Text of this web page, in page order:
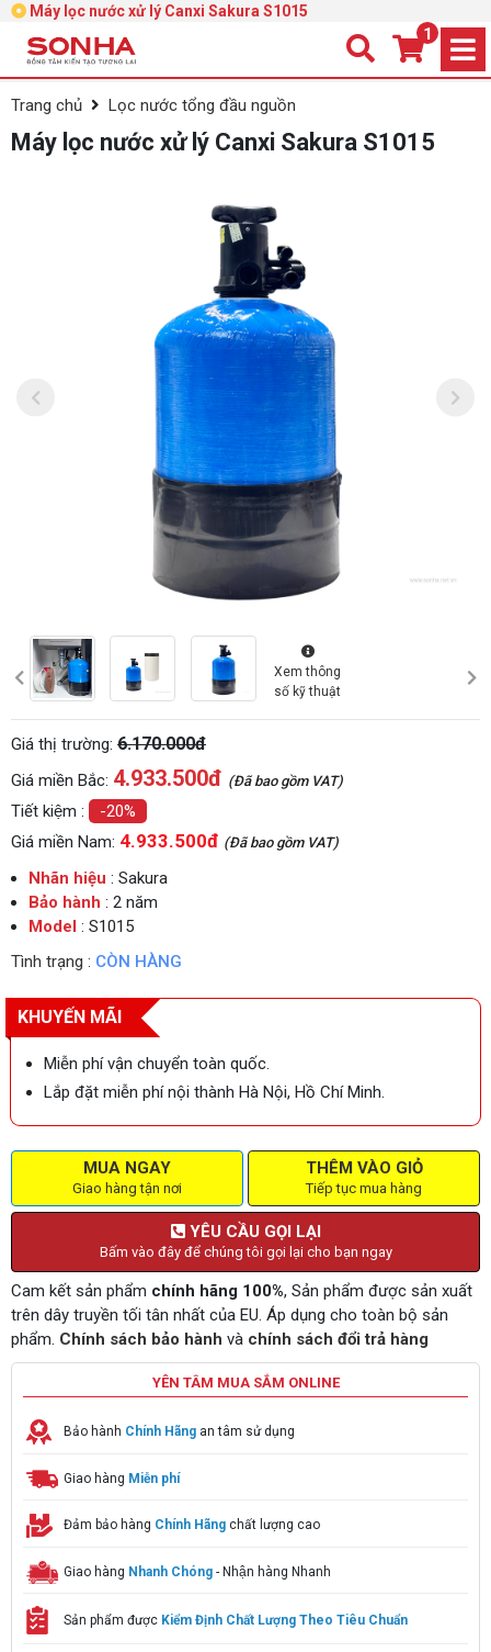
Máy lọc nước xử lý Canxi Sakura S1015
1
Trang chủ Lọc nước tổng đầu nguồn
Máy lọc nước xử lý Canxi Sakura S1015
Xem thông
số kỹ thuật
Giá thị trường: 6.170.000đ
Giá miền Bắc: 4.933.500đ (Đã bao gồm VAT)
Tiết kiệm :
-20%
Giá miền Nam: 4.933.500đ (Đã bao gồm VAT)
Nhãn hiệu : Sakura
Bảo hành : 2 năm
Model : S1015
Tình trạng : CÒN HÀNG
KHUYẾN MÃI
Miễn phí vận chuyển toàn quốc.
Lắp đặt miễn phí nội thành Hà Nội, Hồ Chí Minh.
MUA NGAY
Giao hàng tận nơi
THÊM VÀO GIỎ
Tiếp tục mua hàng
YÊU CẦU GỌI LẠI
Bấm vào đây để chúng tôi gọi lại cho bạn ngay
Cam kết sản phẩm chính hãng 100%, Sản phẩm được sản xuất
trên dây truyền tối tân nhất của EU. Áp dụng cho toàn bộ sản
phẩm. Chính sách bảo hành và chính sách đổi trả hàng
YÊN TÂM MUA SẮM ONLINE
Bảo hành Chính Hãng an tâm sử dụng
Giao hàng Miễn phí
Đảm bảo hàng Chính Hãng chất lượng cao
Giao hàng Nhanh Chóng - Nhận hàng Nhanh
Sản phẩm được Kiểm Định Chất Lượng Theo Tiêu Chuẩn